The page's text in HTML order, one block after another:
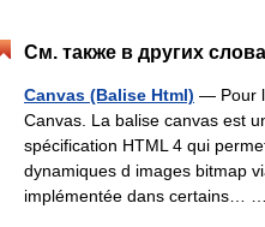
См. также в других
Canvas (Balise Html) — Pour
Canvas. La balise canvas est
spécification HTML 4 qui
dynamiques d images bitmap
implémentée dans certains…